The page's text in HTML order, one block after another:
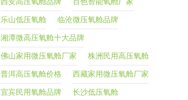
乐山低压氧舱 临沧微压氧舱品牌
湘潭微高压氧舱十大品牌
佛山家用微压氧舱厂家 株洲民用高压氧舱
普洱高压氧舱价格 西藏家用微压氧舱厂家
宜宾民用氧舱品牌 长沙低压氧舱